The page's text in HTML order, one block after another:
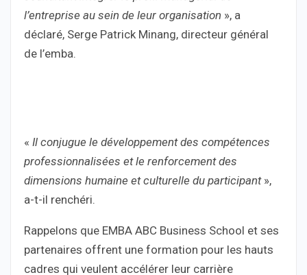
l’entreprise au sein de leur organisation », a
déclaré, Serge Patrick Minang, directeur général
de l’emba.
« Il conjugue le développement des compétences
professionnalisées et le renforcement des
dimensions humaine et culturelle du participant»,
a-t-il renchéri.
Rappelons que EMBA ABC Business School et ses
partenaires offrent une formation pour les hauts
cadres qui veulent accélérer leur carrière